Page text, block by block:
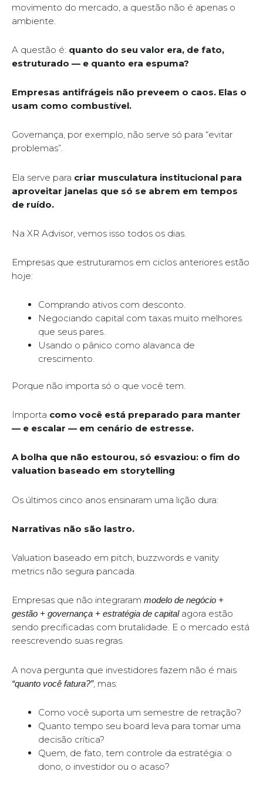
movimento do mercado, a questão não é apenas o
ambiente.
A questão é: quanto do seu valor era, de fato,
estruturado — e quanto era espuma?
Empresas antifrágeis não preveem o caos. Elas o
usam como combustível.
Governança, por exemplo, não serve só para “evitar
problemas”.
Ela serve para criar musculatura institucional para
aproveitar janelas que só se abrem em tempos
de ruído.
Na XR Advisor, vemos isso todos os dias.
Empresas que estruturamos em ciclos anteriores estão
hoje:
Comprando ativos com desconto.
Negociando capital com taxas muito melhores
que seus pares.
Usando o pânico como alavanca de
crescimento.
Porque não importa só o que você tem.
Importa como você está preparado para manter
— e escalar — em cenário de estresse.
A bolha que não estourou, só esvaziou: o fim do
valuation baseado em storytelling
Os últimos cinco anos ensinaram uma lição dura:
Narrativas não são lastro.
Valuation baseado em pitch, buzzwords e vanity
metrics não segura pancada.
Empresas que não integraram modelo de negócio +
gestão + governança + estratégia de capitalagora estão
sendo precificadas com brutalidade. E o mercado está
reescrevendo suas regras.
A nova pergunta que investidores fazem não é mais
“quanto você fatura?”, mas:
Como você suporta um semestre de retração?
Quanto tempo seu board leva para tomar uma
decisão crítica?
Quem, de fato, tem controle da estratégia: o
dono, o investidor ou o acaso?